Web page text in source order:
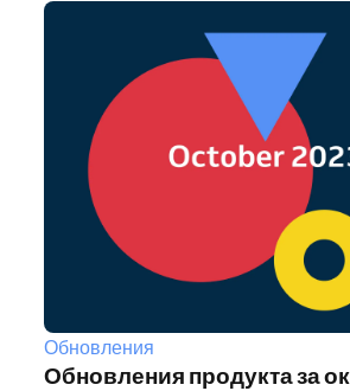
Обновления
Обновления продукта за